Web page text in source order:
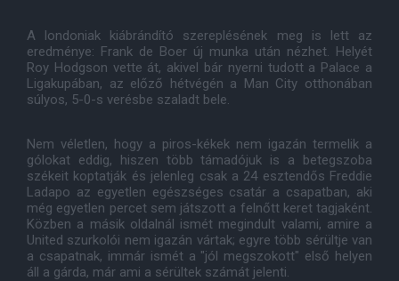
A londoniak kiábrándító szereplésének meg is lett az
eredménye: Frank de Boer új munka után nézhet. Helyét
Roy Hodgson vette át, akivel bár nyerni tudott a Palace a
Ligakupában, az előző hétvégén a Man City otthonában
súlyos, 5-0-s verésbe szaladt bele.
Nem véletlen, hogy a piros-kékek nem igazán termelik a
gólokat eddig, hiszen több támadójuk is a betegszoba
székeit koptatják és jelenleg csak a 24 esztendős Freddie
Ladapo az egyetlen egészséges csatár a csapatban, aki
még egyetlen percet sem játszott a felnőtt keret tagjaként.
Közben a másik oldalnál ismét megindult valami, amire a
United szurkolói nem igazán vártak; egyre több sérültje van
a csapatnak, immár ismét a "jól megszokott" első helyen
áll a gárda, már ami a sérültek számát jelenti.